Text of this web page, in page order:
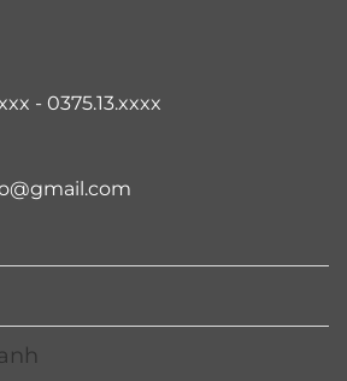
- 0375.13.xxxx